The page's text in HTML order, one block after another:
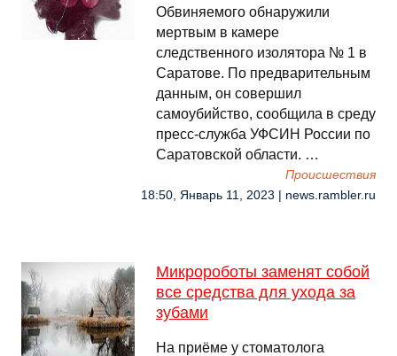
Обвиняемого обнаружили
мертвым в камере
следственного изолятора № 1 в
Саратове. По предварительным
данным, он совершил
самоубийство, сообщила в среду
пресс-служба УФСИН России по
Саратовской области. …
Происшествия
18:50, Январь 11, 2023 | news.rambler.ru
Микророботы заменят собой
все средства для ухода за
зубами
На приёме у стоматолога